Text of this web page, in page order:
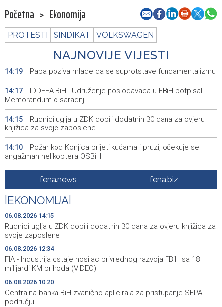
Početna > Ekonomija
PROTESTI SINDIKAT VOLKSWAGEN
NAJNOVIJE VIJESTI
14:19 Papa poziva mlade da se suprotstave fundamentalizmu
14:17
IDDEEA BiH i Udruženje poslodavaca u FBiH potpisali
Memorandum o saradnji
14:15
Rudnici uglja u ZDK dobili dodatnih 30 dana za ovjeru
knjižica za svoje zaposlene
14:10
Požar kod Konjica prijeti kućama i pruzi, očekuje se
angažman helikoptera OSBiH
Američki reper A$AP Rocky potvrdio da Rihanna radi na
novim pjesmama
14:00
Iranski izvor: Iran i Oman dogovorili okvir za ponovno
otvaranje Hormuškog moreuza
13:54
Njemački sud osudio Afganistanca na doživotnu robiju
zbog ubistva majke i djeteta
13:50
CRA investigates RTRS report following complaint by
genocide victims’ associations
13:43
Magoda ugostio bh. plivačicu Iman Avdić uoči
međunarodnih nastupa
fena.news fena.biz
EKONOMIJA
06.08.2026 14:15
Rudnici uglja u ZDK dobili dodatnih 30 dana za ovjeru knjižica za
svoje zaposlene
06.08.2026 12:34
FIA - Industrija ostaje nosilac privrednog razvoja FBiH sa 18
milijardi KM prihoda (VIDEO)
06.08.2026 10:20
Centralna banka BiH zvanično aplicirala za pristupanje SEPA
području